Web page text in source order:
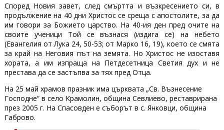
Според Новия завет, след смъртта и възкресението си, в
продължение на 40 дни Христос се среща с апостолите, за да
им говори за Божието царство. На 40-ия ден пред очите на
своите ученици Той се възнася (издига се) на небето
(Евангелия от Лука 24, 50-53; от Марко 16, 19), което се смята
за край на Неговия път на земята. Но Христос не изоставя
хората, а им изпраща на Петдесетница Светия дух и не
престава да се застъпва за тях пред Отца.
На 25 май храмов празник има църквата „Св. Възнесение
Господне“ в село Крамолин, община Севлиево, реставрирана
през 2005 г. На Спасовден е съборът в с. Янковци, община
Габрово.